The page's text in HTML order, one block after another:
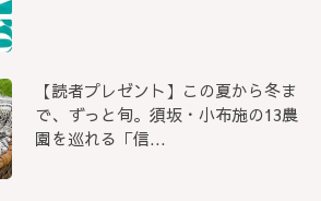
【読者プレゼント】この夏から冬ま
で、ずっと旬。須坂・小布施の13農
園を巡れる「信...